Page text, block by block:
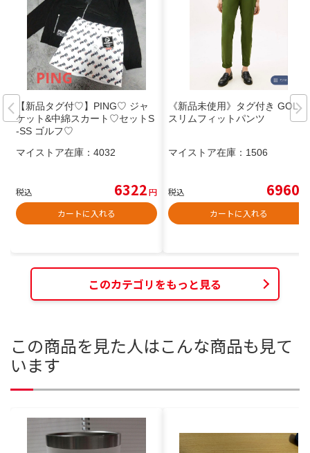
【新品タグ付♡】PING♡ ジャ
ケット&中綿スカート♡セットS
-SS ゴルフ♡
マイストア在庫： 4032
税込 6322円
カートに入れる
《新品未使用》タグ付き GOLF
スリムフィットパンツ
マイストア在庫： 1506
税込 6960
カートに入れる
このカテゴリをもっと見る
この商品を見た人はこんな商品も見て
います